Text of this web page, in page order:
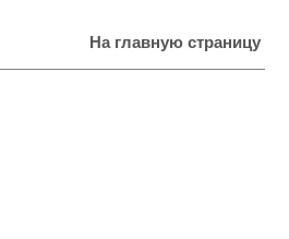
На главную страницу